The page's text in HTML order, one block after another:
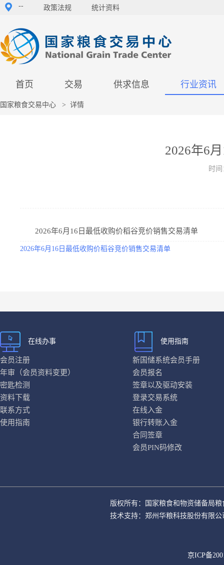
-- 政策法规 统计资料
首页 交易 供求信息 行业资讯
国家粮食交易中心 > 详情
2026年6
时
2026年6月16日最低收购价稻谷竞价销售交易清单
2026年6月16日最低收购价稻谷竞价销售交易清单
在线办事 使用指南
会员注册
年审（会员资料变更）
密匙检测
资料下载
联系方式
使用指南
新国储系统会员手册
会员报名
签章以及驱动安装
登录交易系统
在线入金
银行转账入金
合同签章
会员PIN码修改
版权所有：国家粮食和物资储备局
技术支持：郑州华粮科技股份有限公
京ICP备